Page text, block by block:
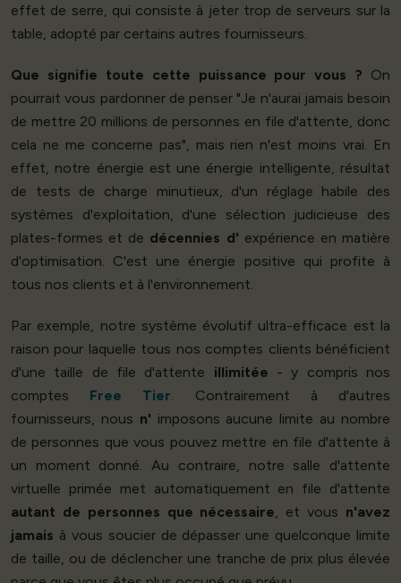
effet de serre, qui consiste à jeter trop de serveurs sur la
table, adopté par certains autres fournisseurs.
Que signifie toute cette puissance pour vous ? On
pourrait vous pardonner de penser "Je n'aurai jamais besoin
de mettre 20 millions de personnes en file d'attente, donc
cela ne me concerne pas", mais rien n'est moins vrai. En
effet, notre énergie est une énergie intelligente, résultat
de tests de charge minutieux, d'un réglage habile des
systèmes d'exploitation, d'une sélection judicieuse des
plates-formes et de décennies d' expérience en matière
d'optimisation. C'est une énergie positive qui profite à
tous nos clients et à l'environnement.
Par exemple, notre système évolutif ultra-efficace est la
raison pour laquelle tous nos comptes clients bénéficient
d'une taille de file d'attente illimitée - y compris nos
comptes Free Tier. Contrairement à d'autres
fournisseurs, nous n' imposons aucune limite au nombre
de personnes que vous pouvez mettre en file d'attente à
un moment donné. Au contraire, notre salle d'attente
virtuelle primée met automatiquement en file d'attente
autant de personnes que nécessaire, et vous n'avez
jamais à vous soucier de dépasser une quelconque limite
de taille, ou de déclencher une tranche de prix plus élevée